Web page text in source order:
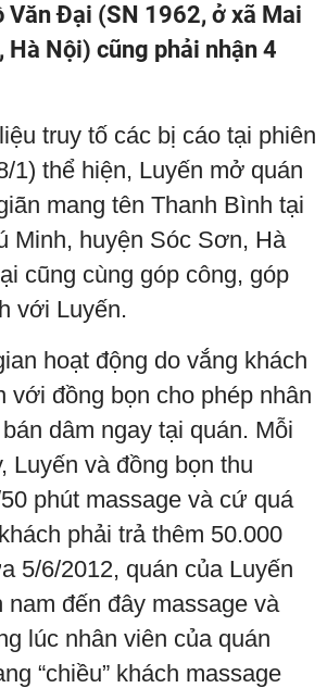
Văn Đại (SN 1962, ở xã Mai
Hà Nội) cũng phải nhận 4
truy tố các bị cáo tại phiên
1) thể hiện, Luyến mở quán
mang tên Thanh Bình tại
Minh, huyện Sóc Sơn, Hà
cũng cùng góp công, góp
với Luyến.
hoạt động do vắng khách
với đồng bọn cho phép nhân
dâm ngay tại quán. Mỗi
Luyến và đồng bọn thu
phút massage và cứ quá
phải trả thêm 50.000
5/6/2012, quán của Luyến
nam đến đây massage và
lúc nhân viên của quán
“chiều” khách massage